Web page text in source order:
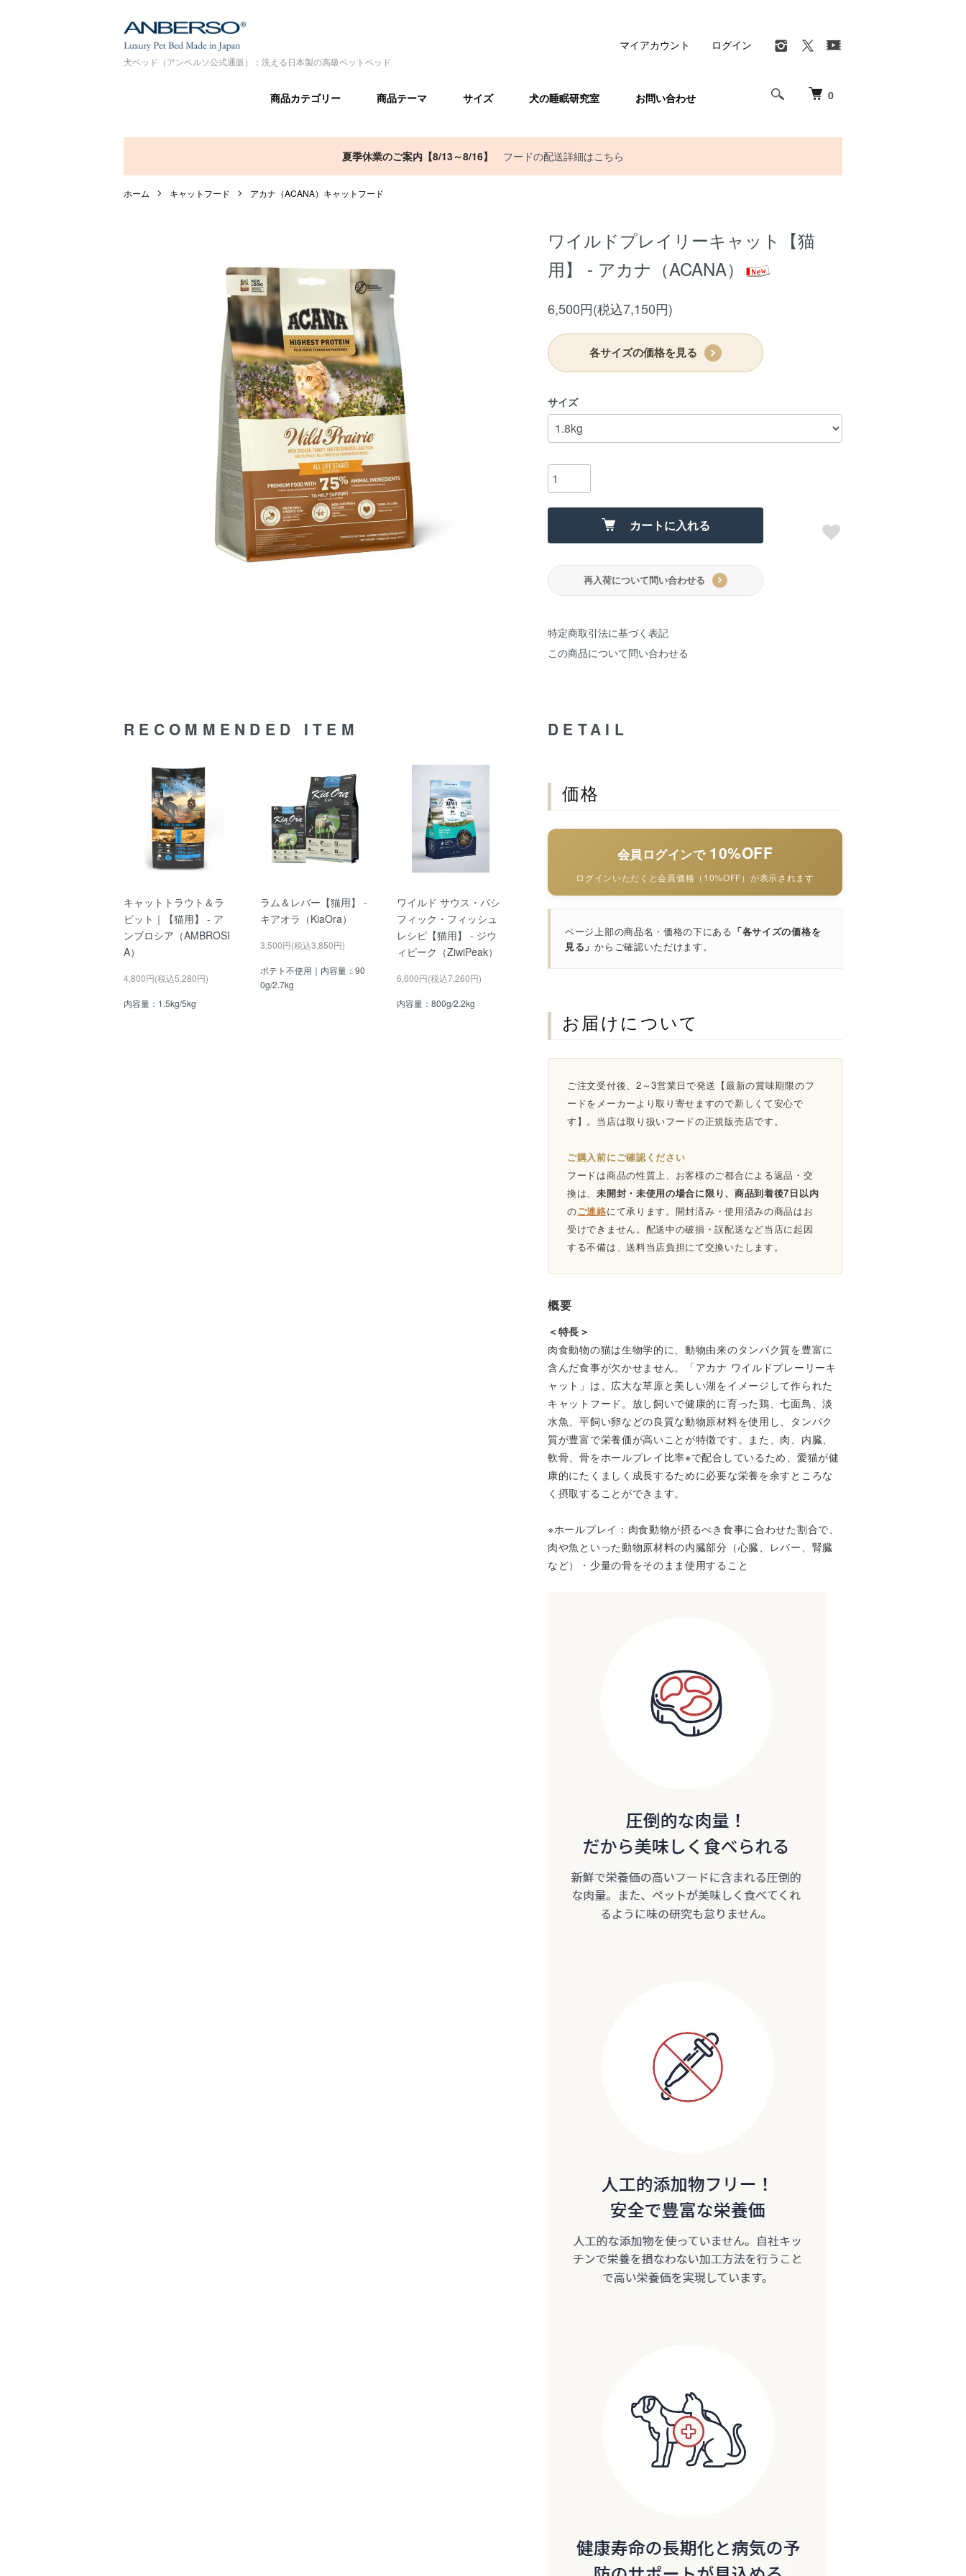
犬ベッド（アンベルソ公式通販）：洗える日本製の高級ペットベッド
0
商品カテゴリー 商品テーマ サイズ 犬の睡眠研究室 お問い合わせ
マイアカウント ログイン
夏季休業のご案内【8/13～8/16】 フードの配送詳細はこちら
ホーム キャットフード アカナ（ACANA）キャットフード
ワイルドプレイリーキャット【猫
用】 - アカナ（ACANA）
6,500円(税込7,150円)
各サイズの価格を見る
サイズ
カートに入れる
再入荷について問い合わせる
特定商取引法に基づく表記
この商品について問い合わせる
DETAIL
価格
会員ログインで 10%OFF
ログインいただくと会員価格（10%OFF）が表示されます
ページ上部の商品名・価格の下にある 「各サイズの価格を
見る」からご確認いただけます。
お届けについて
ご注文受付後、2～3営業日で発送【最新の賞味期限のフ
ードをメーカーより取り寄せますので新しくて安心で
す】。当店は取り扱いフードの正規販売店です。
ご購入前にご確認ください
フードは商品の性質上、お客様のご都合による返品・交
換は、未開封・未使用の場合に限り、商品到着後7日以内
のご連絡にて承ります。開封済み・使用済みの商品はお
受けできません。配送中の破損・誤配送など当店に起因
する不備は、送料当店負担にて交換いたします。
概要
＜特長＞
肉食動物の猫は生物学的に、動物由来のタンパク質を豊富に
含んだ食事が欠かせません。「アカナ ワイルドプレーリーキ
ャット」は、広大な草原と美しい湖をイメージして作られた
キャットフード。放し飼いで健康的に育った鶏、七面鳥、淡
水魚、平飼い卵などの良質な動物原材料を使用し、タンパク
質が豊富で栄養価が高いことが特徴です。また、肉、内臓、
軟骨、骨をホールプレイ比率※で配合しているため、愛猫が健
康的にたくましく成長するために必要な栄養を余すところな
く摂取することができます。
※ホールプレイ：肉食動物が摂るべき食事に合わせた割合で、
肉や魚といった動物原材料の内臓部分（心臓、レバー、腎臓
など）・少量の骨をそのまま使用すること
RECOMMENDED ITEM
キャットトラウト＆ラ
ビット｜【猫用】 - ア
ンブロシア（AMBROSI
A）
4,800円(税込5,280円)
内容量：1.5kg/5kg
ラム＆レバー【猫用】 -
キアオラ（KiaOra）
3,500円(税込3,850円)
ポテト不使用｜内容量：90
0g/2.7kg
ワイルド サウス・パシ
フィック・フィッシュ
レシピ【猫用】 - ジウ
ィピーク（ZiwiPeak）
6,600円(税込7,260円)
内容量：800g/2.2kg